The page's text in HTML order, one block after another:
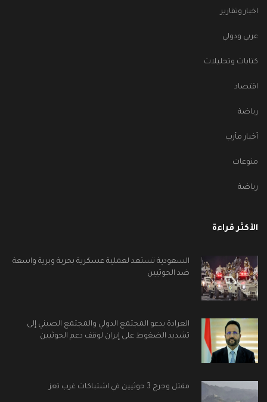
اخبار وتقارير
عربي ودولي
كتابات وتحليلات
اقتصاد
رياضة
أخبار مأرب
منوعات
رياضة
الأكثر قراءة
السعودية تستعد لعملية عسكرية بحرية وبرية واسعة
ضد الحوثيين
العرادة يدعو المجتمع الدولي والمجتمع الصيني إلى
تشديد الضغوط على إيران لوقف دعم الحوثيين
مقتل وجرح 3 حوثيين في اشتباكات غرب تعز